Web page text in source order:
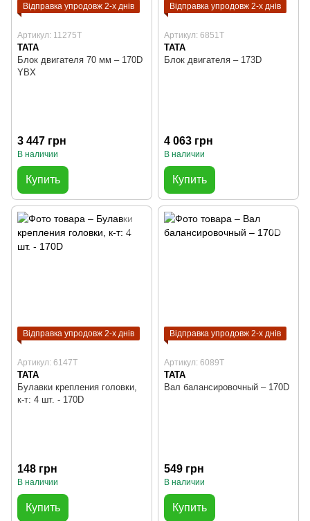
Відправка упродовж 2-х днів
Артикул: 11275T
TATA
Блок двигателя 70 мм – 170D
YBX
3 447 грн
В наличии
Купить
Відправка упродовж 2-х днів
Артикул: 6851T
TATA
Блок двигателя – 173D
4 063 грн
В наличии
Купить
Відправка упродовж 2-х днів
Артикул: 6147T
TATA
Булавки крепления головки,
к-т: 4 шт. - 170D
148 грн
В наличии
Купить
Відправка упродовж 2-х днів
Артикул: 6089T
TATA
Вал балансировочный – 170D
549 грн
В наличии
Купить